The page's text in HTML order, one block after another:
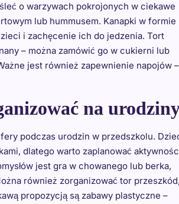
o warzywach pokrojonych w ciekawe
lub hummusem. Kanapki w formie
i zachęcenie ich do jedzenia. Tort
– można zamówić go w cukierni lub
jest również zapewnienie napojów –
na
podczas urodzin w przedszkolu.
dlatego warto zaplanować
jest gra w chowanego lub berka,
również zorganizować tor przeszkód,
propozycją są zabawy plastyczne –